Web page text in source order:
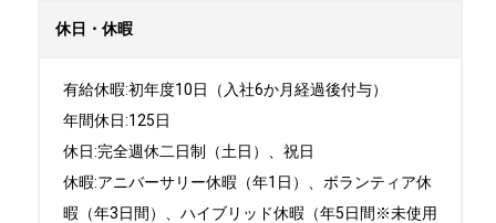
休日・休暇
有給休暇:初年度10日（入社6か月経過後付与）
年間休日:125日
休日:完全週休二日制（土日）、祝日
休暇:アニバーサリー休暇（年1日）、ボランティア休
暇（年3日間）、ハイブリッド休暇（年5日間※未使用